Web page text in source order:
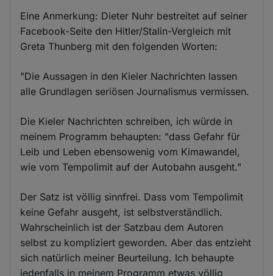
Eine Anmerkung: Dieter Nuhr bestreitet auf seiner
Facebook-Seite den Hitler/Stalin-Vergleich mit
Greta Thunberg mit den folgenden Worten:
"Die Aussagen in den Kieler Nachrichten lassen
alle Grundlagen seriösen Journalismus vermissen.
Die Kieler Nachrichten schreiben, ich würde in
meinem Programm behaupten: "dass Gefahr für
Leib und Leben ebensowenig vom Kimawandel,
wie vom Tempolimit auf der Autobahn ausgeht."
Der Satz ist völlig sinnfrei. Dass vom Tempolimit
keine Gefahr ausgeht, ist selbstverständlich.
Wahrscheinlich ist der Satzbau dem Autoren
selbst zu kompliziert geworden. Aber das entzieht
sich natürlich meiner Beurteilung. Ich behaupte
jedenfalls in meinem Programm etwas völlig